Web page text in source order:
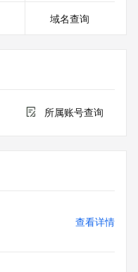
域名查询
所属账号查询
查看详情